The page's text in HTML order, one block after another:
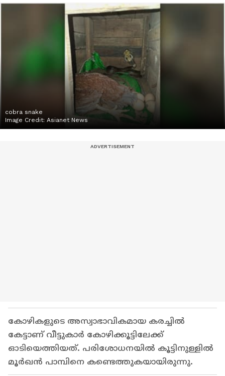
cobra snake
Image Credit: Asianet News
കോഴികളുടെ അസ്വാഭാവികമായ കരച്ചിൽ
കേട്ടാണ് വീട്ടുകാർ കോഴിക്കൂട്ടിലേക്ക്
ഓടിയെത്തിയത്. പരിശോധനയിൽ കൂട്ടിനുള്ളിൽ
മൂർഖൻ പാമ്പിനെ കണ്ടെത്തുകയായിരുന്നു.